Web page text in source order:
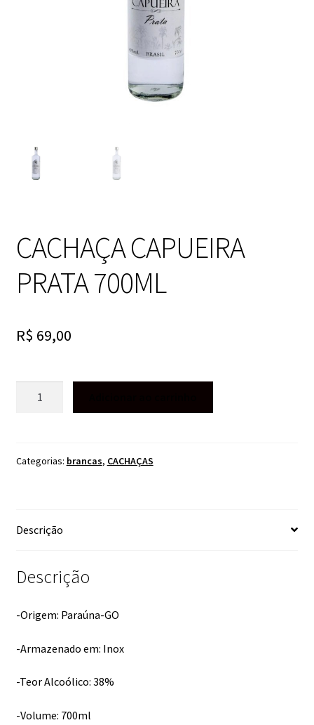
CACHAÇA CAPUEIRA
PRATA 700ML
R$ 69,00
quantidade
Categorias: brancas, CACHAÇAS
Descrição
Descrição
-Origem: Paraúna-GO
-Armazenado em: Inox
-Teor Alcoólico: 38%
-Volume: 700ml